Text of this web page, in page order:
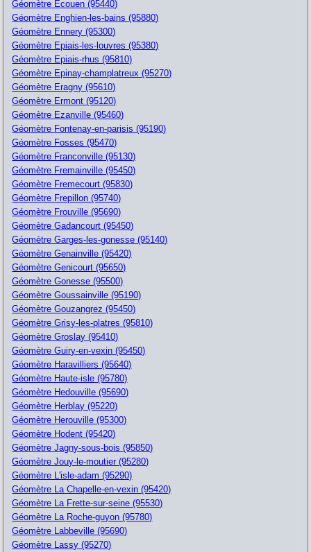
Géomètre Ecouen (95440)
Géomètre Enghien-les-bains (95880)
Géomètre Ennery (95300)
Géomètre Epiais-les-louvres (95380)
Géomètre Epiais-rhus (95810)
Géomètre Epinay-champlatreux (95270)
Géomètre Eragny (95610)
Géomètre Ermont (95120)
Géomètre Ezanville (95460)
Géomètre Fontenay-en-parisis (95190)
Géomètre Fosses (95470)
Géomètre Franconville (95130)
Géomètre Fremainville (95450)
Géomètre Fremecourt (95830)
Géomètre Frepillon (95740)
Géomètre Frouville (95690)
Géomètre Gadancourt (95450)
Géomètre Garges-les-gonesse (95140)
Géomètre Genainville (95420)
Géomètre Genicourt (95650)
Géomètre Gonesse (95500)
Géomètre Goussainville (95190)
Géomètre Gouzangrez (95450)
Géomètre Grisy-les-platres (95810)
Géomètre Groslay (95410)
Géomètre Guiry-en-vexin (95450)
Géomètre Haravilliers (95640)
Géomètre Haute-isle (95780)
Géomètre Hedouville (95690)
Géomètre Herblay (95220)
Géomètre Herouville (95300)
Géomètre Hodent (95420)
Géomètre Jagny-sous-bois (95850)
Géomètre Jouy-le-moutier (95280)
Géomètre L'isle-adam (95290)
Géomètre La Chapelle-en-vexin (95420)
Géomètre La Frette-sur-seine (95530)
Géomètre La Roche-guyon (95780)
Géomètre Labbeville (95690)
Géomètre Lassy (95270)